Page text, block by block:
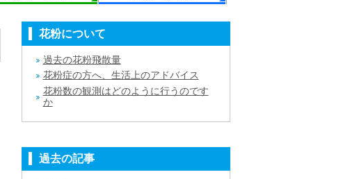
花粉について
過去の花粉飛散量
花粉症の方へ、生活上のアドバイス
花粉数の観測はどのように行うのです
か
過去の記事